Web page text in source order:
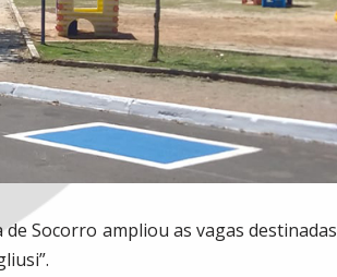
Socorro ampliou as vagas destinadas